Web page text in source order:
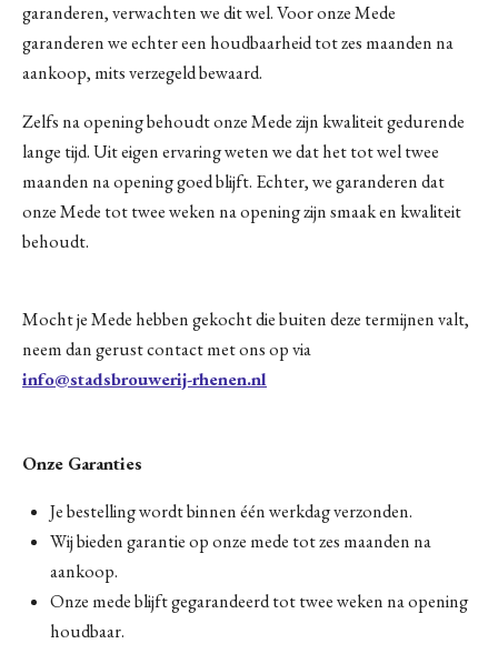
garanderen, verwachten we dit wel. Voor onze Mede
garanderen we echter een houdbaarheid tot zes maanden na
aankoop, mits verzegeld bewaard.
Zelfs na opening behoudt onze Mede zijn kwaliteit gedurende
lange tijd. Uit eigen ervaring weten we dat het tot wel twee
maanden na opening goed blijft. Echter, we garanderen dat
onze Mede tot twee weken na opening zijn smaak en kwaliteit
behoudt.
Mocht je Mede hebben gekocht die buiten deze termijnen valt,
neem dan gerust contact met ons op via
info@stadsbrouwerij-rhenen.nl
Onze Garanties
Je bestelling wordt binnen één werkdag verzonden.
Wij bieden garantie op onze mede tot zes maanden na
aankoop.
Onze mede blijft gegarandeerd tot twee weken na opening
houdbaar.